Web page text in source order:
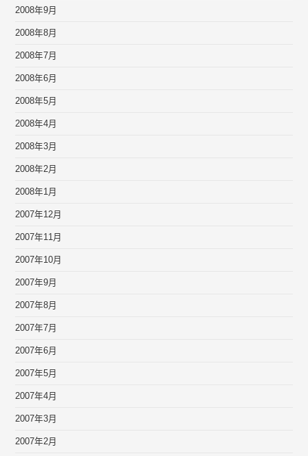
2008年9月
2008年8月
2008年7月
2008年6月
2008年5月
2008年4月
2008年3月
2008年2月
2008年1月
2007年12月
2007年11月
2007年10月
2007年9月
2007年8月
2007年7月
2007年6月
2007年5月
2007年4月
2007年3月
2007年2月